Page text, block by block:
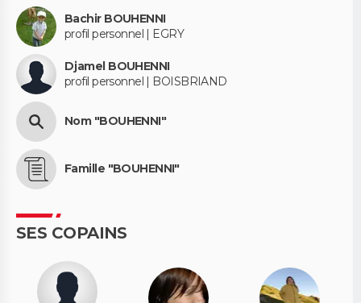
Bachir BOUHENNI
profil personnel | EGRY
Djamel BOUHENNI
profil personnel | BOISBRIAND
Nom "BOUHENNI"
Famille "BOUHENNI"
SES COPAINS